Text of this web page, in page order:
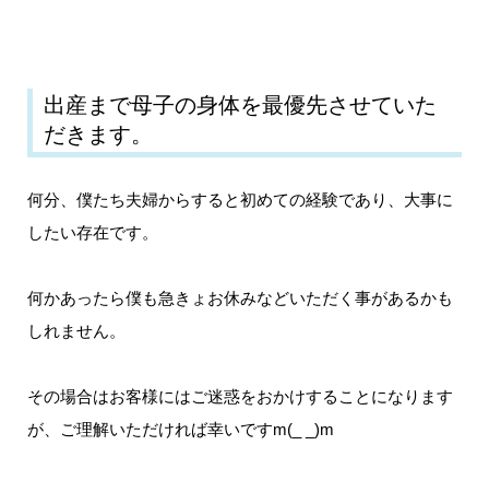
出産まで母子の身体を最優先させていた
だきます。
何分、僕たち夫婦からすると初めての経験であり、大事に
したい存在です。
何かあったら僕も急きょお休みなどいただく事があるかも
しれません。
その場合はお客様にはご迷惑をおかけすることになります
が、ご理解いただければ幸いですm(_ _)m